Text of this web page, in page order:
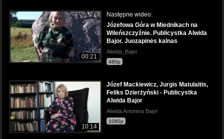
00:21
Następne wideo:
Józefowa Góra w Miednikach na
Wileńszczyźnie. Publicystka Alwida
Bajor. Juozapinės kalnas
Alwida_Bajor
480p
10:14
Józef Mackiewicz, Jurgis Matulaitis,
Feliks Dzierżyński - Publicystka
Alwida Bajor
Alwida Antonina Bajor
1080p